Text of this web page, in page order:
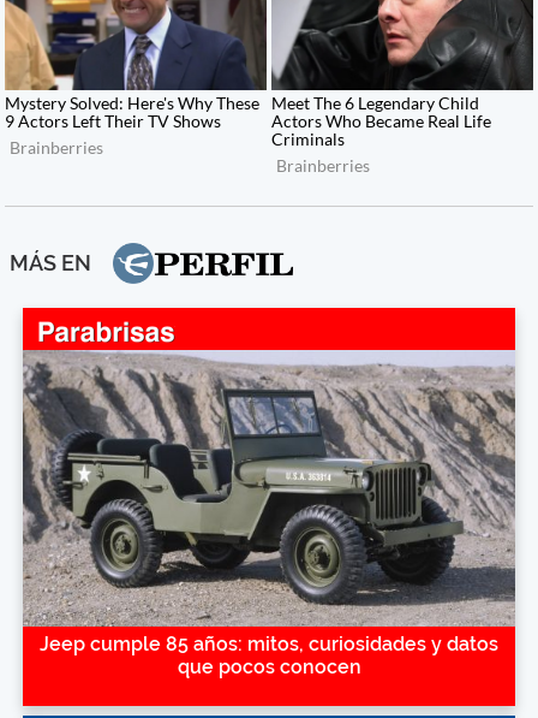
MÁS EN
Jeep cumple 85 años: mitos, curiosidades y datos
que pocos conocen